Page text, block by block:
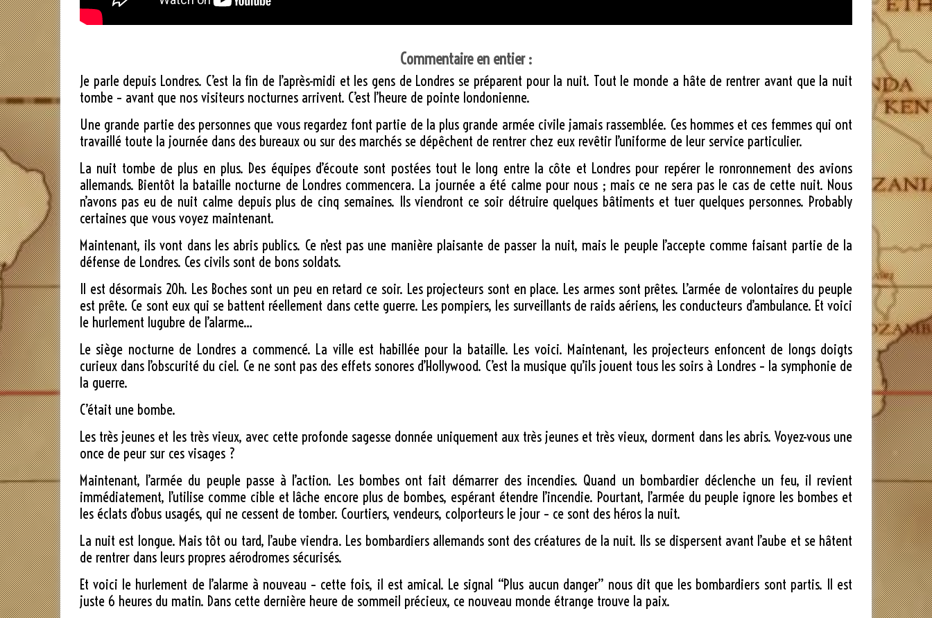
Commentaire en entier :
Je parle depuis Londres. C’est la fin de l’après-midi et les gens de Londres se préparent pour la nuit. Tout le monde a hâte de rentrer avant que la nuit
tombe – avant que nos visiteurs nocturnes arrivent. C’est l’heure de pointe londonienne.
Une grande partie des personnes que vous regardez font partie de la plus grande armée civile jamais rassemblée. Ces hommes et ces femmes qui ont
travaillé toute la journée dans des bureaux ou sur des marchés se dépêchent de rentrer chez eux revêtir l’uniforme de leur service particulier.
La nuit tombe de plus en plus. Des équipes d’écoute sont postées tout le long entre la côte et Londres pour repérer le ronronnement des avions
allemands. Bientôt la bataille nocturne de Londres commencera. La journée a été calme pour nous ; mais ce ne sera pas le cas de cette nuit. Nous
n’avons pas eu de nuit calme depuis plus de cinq semaines. Ils viendront ce soir détruire quelques bâtiments et tuer quelques personnes. Probably
certaines que vous voyez maintenant.
Maintenant, ils vont dans les abris publics. Ce n’est pas une manière plaisante de passer la nuit, mais le peuple l’accepte comme faisant partie de la
défense de Londres. Ces civils sont de bons soldats.
Il est désormais 20h. Les Boches sont un peu en retard ce soir. Les projecteurs sont en place. Les armes sont prêtes. L’armée de volontaires du peuple
est prête. Ce sont eux qui se battent réellement dans cette guerre. Les pompiers, les surveillants de raids aériens, les conducteurs d’ambulance. Et voici
le hurlement lugubre de l’alarme…
Le siège nocturne de Londres a commencé. La ville est habillée pour la bataille. Les voici. Maintenant, les projecteurs enfoncent de longs doigts
curieux dans l’obscurité du ciel. Ce ne sont pas des effets sonores d’Hollywood. C’est la musique qu’ils jouent tous les soirs à Londres – la symphonie de
la guerre.
C’était une bombe.
Les très jeunes et les très vieux, avec cette profonde sagesse donnée uniquement aux très jeunes et très vieux, dorment dans les abris. Voyez-vous une
once de peur sur ces visages ?
Maintenant, l’armée du peuple passe à l’action. Les bombes ont fait démarrer des incendies. Quand un bombardier déclenche un feu, il revient
immédiatement, l’utilise comme cible et lâche encore plus de bombes, espérant étendre l’incendie. Pourtant, l’armée du peuple ignore les bombes et
les éclats d’obus usagés, qui ne cessent de tomber. Courtiers, vendeurs, colporteurs le jour – ce sont des héros la nuit.
La nuit est longue. Mais tôt ou tard, l’aube viendra. Les bombardiers allemands sont des créatures de la nuit. Ils se dispersent avant l’aube et se hâtent
de rentrer dans leurs propres aérodromes sécurisés.
Et voici le hurlement de l’alarme à nouveau – cette fois, il est amical. Le signal “Plus aucun danger” nous dit que les bombardiers sont partis. Il est
juste 6 heures du matin. Dans cette dernière heure de sommeil précieux, ce nouveau monde étrange trouve la paix.